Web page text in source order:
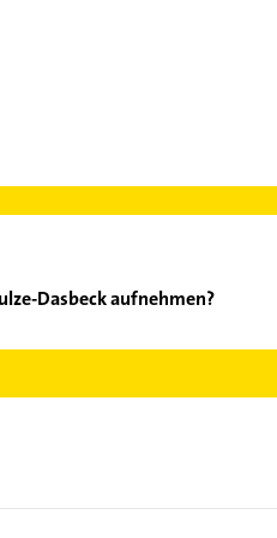
Dasbeck aufnehmen?